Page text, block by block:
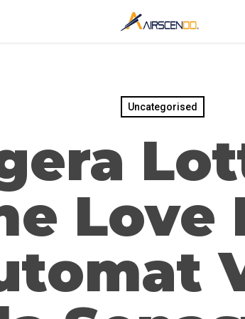
Uncategorised
Love